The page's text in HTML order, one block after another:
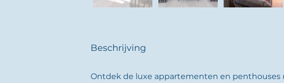
Beschrijving
Ontdek de luxe appartementen en